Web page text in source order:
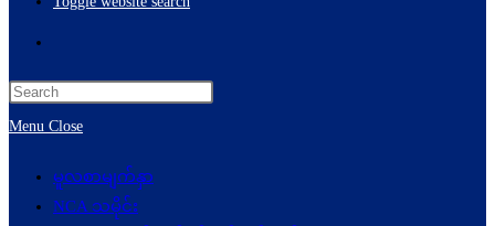
Menu Close
မူလစာမျက်နှာ
NCA သမိုင်း